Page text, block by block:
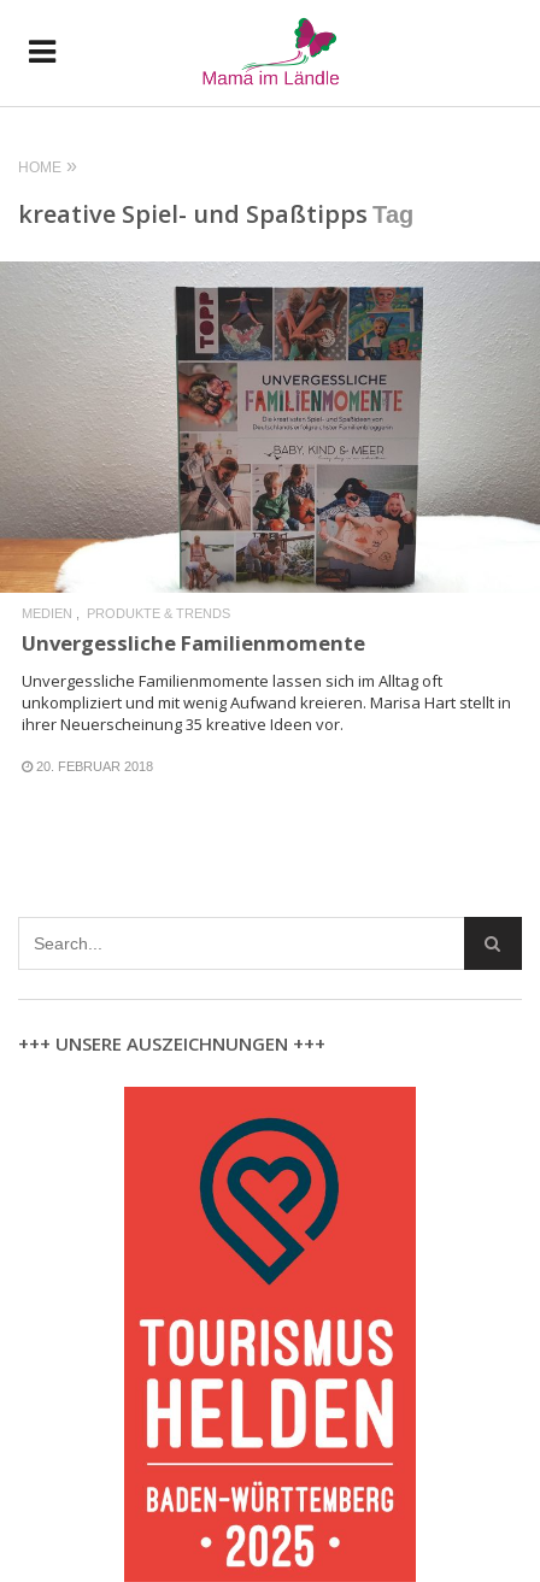
HOME
kreative Spiel- und Spaßtipps Tag
READ MORE
MEDIEN PRODUKTE & TRENDS
Unvergessliche Familienmomente
Unvergessliche Familienmomente lassen sich im Alltag oft
unkompliziert und mit wenig Aufwand kreieren. Marisa Hart stellt in
ihrer Neuerscheinung 35 kreative Ideen vor.
20. FEBRUAR 2018
+++ UNSERE AUSZEICHNUNGEN +++